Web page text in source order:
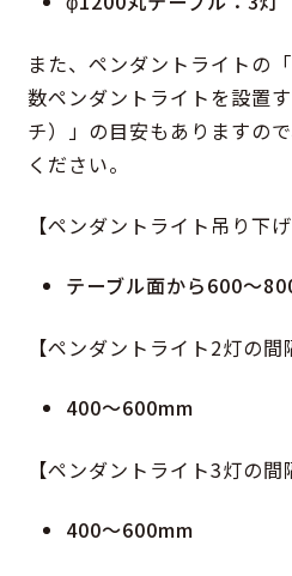
また、ペンダントライトの
数ペンダントライトを設置
チ）」の目安もありますの
ください。
【ペンダントライト吊り下げ
テーブル面から600〜
【ペンダントライト2灯の間
400〜600mm
【ペンダントライト3灯の間
400〜600mm